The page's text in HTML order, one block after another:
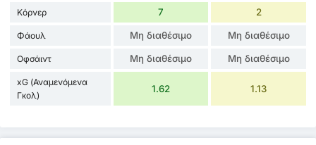
Κόρνερ 7 2
Φάουλ Μη διαθέσιμο Μη διαθέσιμο
Οφσάιντ Μη διαθέσιμο Μη διαθέσιμο
xG (Αναμενόμενα
Γκολ)
1.62 1.13